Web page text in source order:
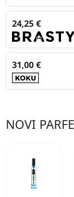
24,25 €
31,00 €
NOVI